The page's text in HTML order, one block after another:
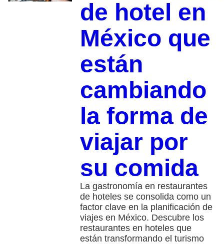
de hotel en
México que
están
cambiando
la forma de
viajar por
su comida
La gastronomía en restaurantes
de hoteles se consolida como un
factor clave en la planificación de
viajes en México. Descubre los
restaurantes en hoteles que
están transformando el turismo